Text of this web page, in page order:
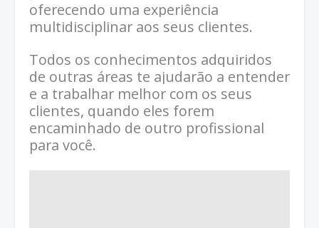
oferecendo uma experiência
multidisciplinar aos seus clientes.
Todos os conhecimentos adquiridos
de outras áreas te ajudarão a entender
e a trabalhar melhor com os seus
clientes, quando eles forem
encaminhado de outro profissional
para você.